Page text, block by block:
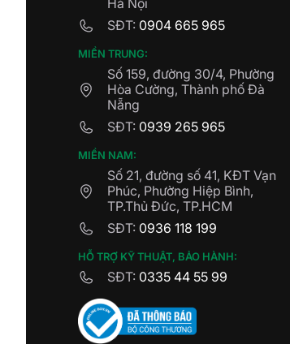
Hà Nội
SĐT: 0904 665 965
MIỀN TRUNG:
Số 159, đường 30/4, Phường
Hòa Cường, Thành phố Đà
Nẵng
SĐT: 0939 265 965
MIỀN NAM:
Số 21, đường số 41, KĐT Vạn
Phúc, Phường Hiệp Bình,
TP.Thủ Đức, TP.HCM
SĐT: 0936 118 199
HỖ TRỢ KỸ THUẬT, BẢO HÀNH:
SĐT: 0335 44 55 99